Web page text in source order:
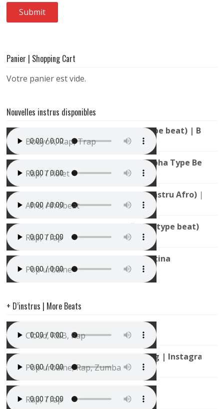
Panier | Shopping Cart
Votre panier est vide.
Nouvelles instrus disponibles
Instru Trap Bouyon (TH x 1T1 Type beat) |
Bouyon, Rap, Trap
Instru Rap Mélodieuse (Youssoupha Type Beat)
Rap, Triolet
Mauvais Djo x Gims type Beat (Instru Afro) |
Afro, Afrobeat
Instru Trap Sombre (La Rvfleuze type beat) |
Rap, Trap
Instru Zumba / Pop Urbaine | Latina
Pop urbaine
+ D’instrus | More Beats
Cloud, R&B, Rap
Instru Pop Urbaine Type Soolking | Instagram
Pop urbaine, Rap, Zumba
Rap, Trap